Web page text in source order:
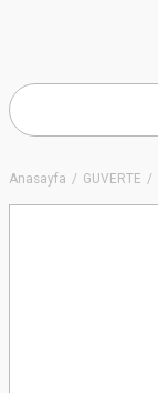
Anasayfa GÜVERTE